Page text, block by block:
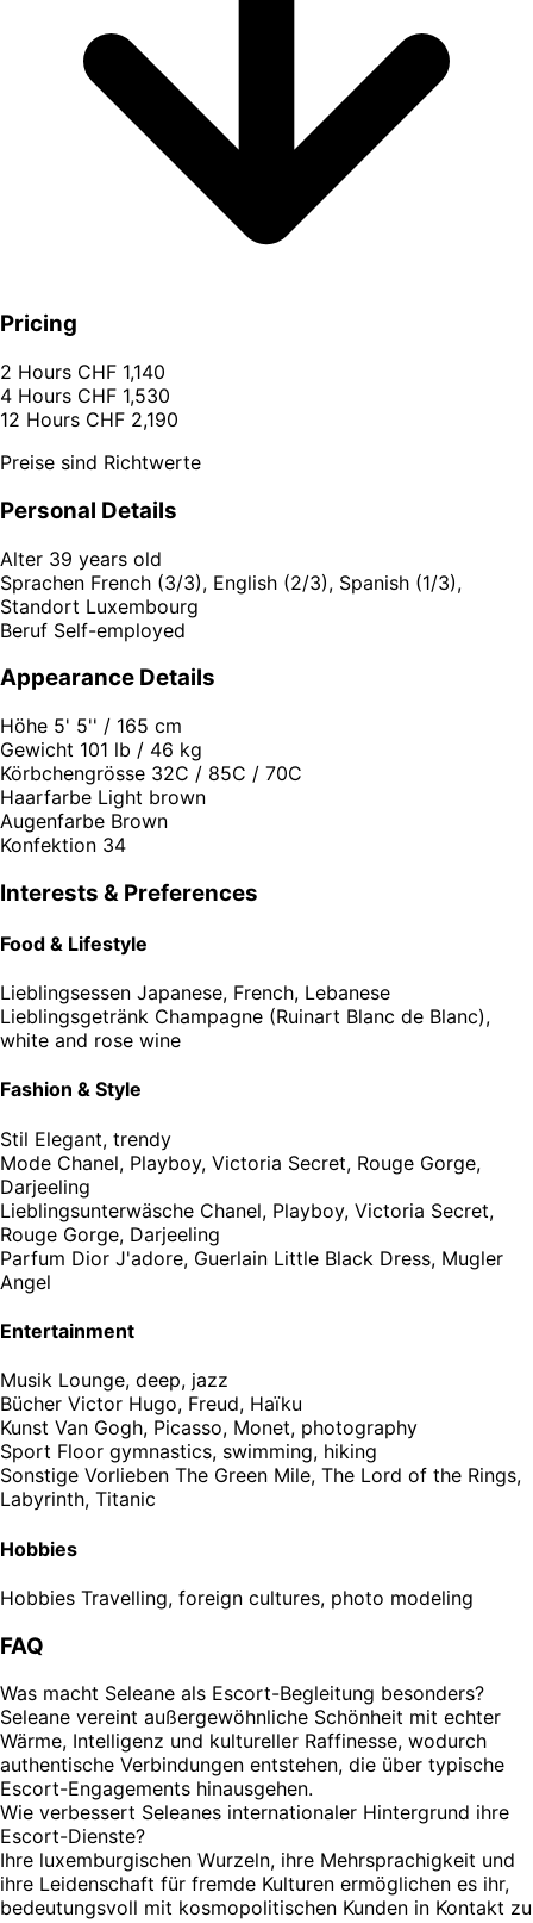
Pricing
2 Hours CHF 1,140
4 Hours CHF 1,530
12 Hours CHF 2,190
Preise sind Richtwerte
Personal Details
Alter 39 years old
Sprachen French (3/3), English (2/3), Spanish (1/3),
Standort Luxembourg
Beruf Self-employed
Appearance Details
Höhe 5' 5'' / 165 cm
Gewicht 101 lb / 46 kg
Körbchengrösse 32C / 85C / 70C
Haarfarbe Light brown
Augenfarbe Brown
Konfektion 34
Interests & Preferences
Food & Lifestyle
Lieblingsessen Japanese, French, Lebanese
Lieblingsgetränk Champagne (Ruinart Blanc de Blanc),
white and rose wine
Fashion & Style
Stil Elegant, trendy
Mode Chanel, Playboy, Victoria Secret, Rouge Gorge,
Darjeeling
Lieblingsunterwäsche Chanel, Playboy, Victoria Secret,
Rouge Gorge, Darjeeling
Parfum Dior J'adore, Guerlain Little Black Dress, Mugler
Angel
Entertainment
Musik Lounge, deep, jazz
Bücher Victor Hugo, Freud, Haïku
Kunst Van Gogh, Picasso, Monet, photography
Sport Floor gymnastics, swimming, hiking
Sonstige Vorlieben The Green Mile, The Lord of the Rings,
Labyrinth, Titanic
Hobbies
Hobbies Travelling, foreign cultures, photo modeling
FAQ
Was macht Seleane als Escort-Begleitung besonders?
Seleane vereint außergewöhnliche Schönheit mit echter
Wärme, Intelligenz und kultureller Raffinesse, wodurch
authentische Verbindungen entstehen, die über typische
Escort-Engagements hinausgehen.
Wie verbessert Seleanes internationaler Hintergrund ihre
Escort-Dienste?
Ihre luxemburgischen Wurzeln, ihre Mehrsprachigkeit und
ihre Leidenschaft für fremde Kulturen ermöglichen es ihr,
bedeutungsvoll mit kosmopolitischen Kunden in Kontakt zu